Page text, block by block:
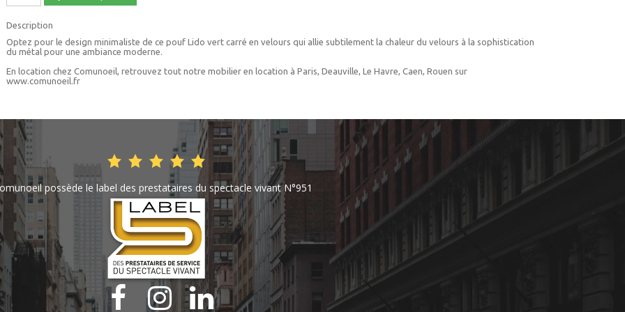
Description
Optez pour le design minimaliste de ce pouf Lido vert carré en velours qui allie subtilement la chaleur du velours à la sophistication
du métal pour une ambiance moderne.
En location chez Comunoeil, retrouvez tout notre mobilier en location à Paris, Deauville, Le Havre, Caen, Rouen sur
www.comunoeil.fr
possède le label des prestataires du spectacle vivant N°951
  